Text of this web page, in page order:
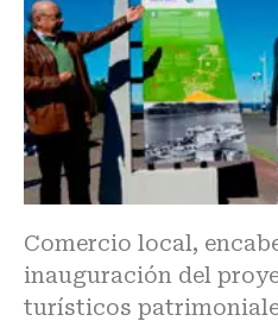
Comercio local,
inauguración del
turísticos